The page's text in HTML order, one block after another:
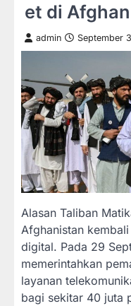
et di
admin September
Alasan Taliban
Afghanistan
digital. Pada 29
memerintahkan
layanan
bagi sekitar 40 juta